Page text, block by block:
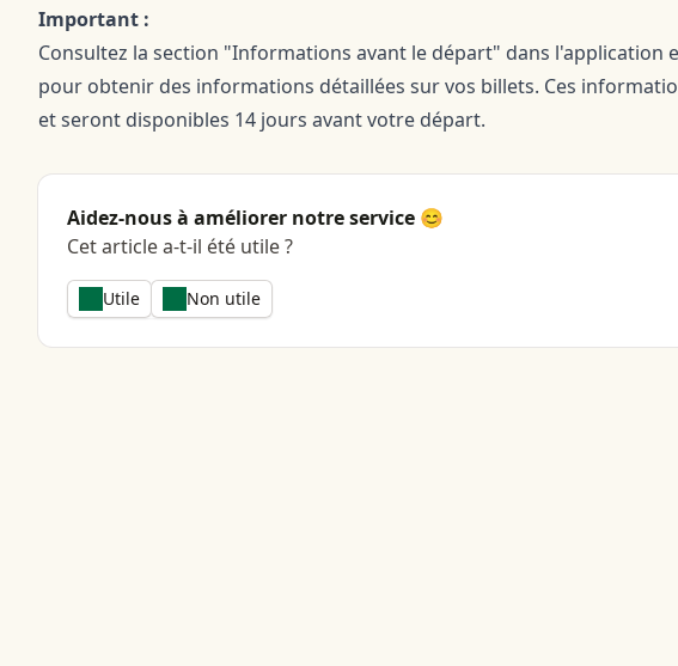
Important :
Consultez la section "Informations avant le départ" dans l'application
pour obtenir des informations détaillées sur vos billets. Ces
et seront disponibles 14 jours avant votre départ.
Aidez-nous à améliorer notre service 😊
Cet article a-t-il été utile ?
Utile Non utile